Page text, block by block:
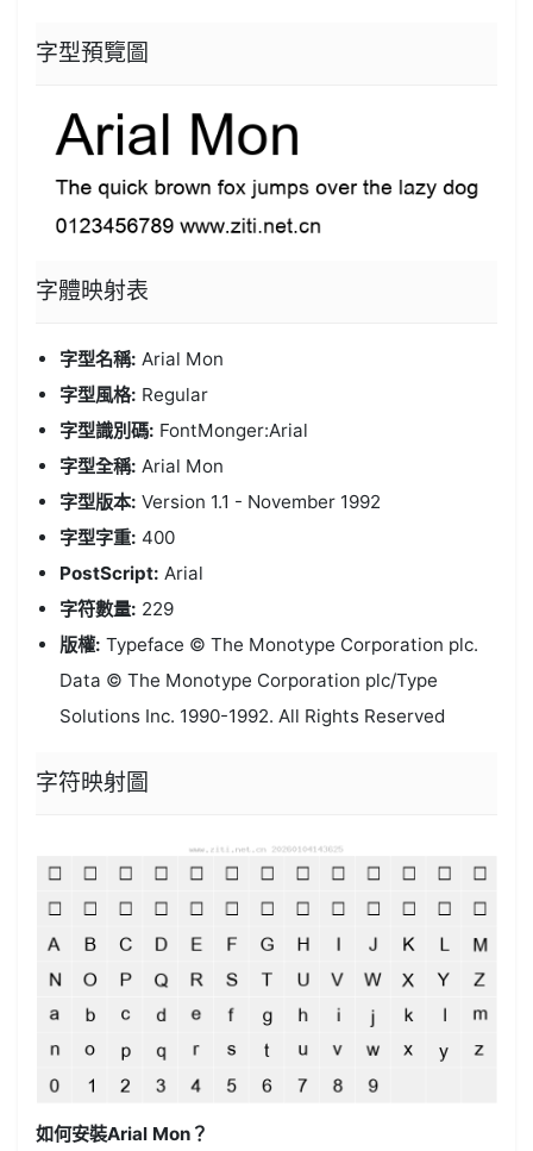
字型預覽圖
字體映射表
字型名稱: Arial Mon
字型風格: Regular
字型識別碼: FontMonger:Arial
字型全稱: Arial Mon
字型版本: Version 1.1 - November 1992
字型字重: 400
PostScript: Arial
字符數量: 229
版權: Typeface © The Monotype Corporation plc.
Data © The Monotype Corporation plc/Type
Solutions Inc. 1990-1992. All Rights Reserved
字符映射圖
如何安裝Arial Mon？